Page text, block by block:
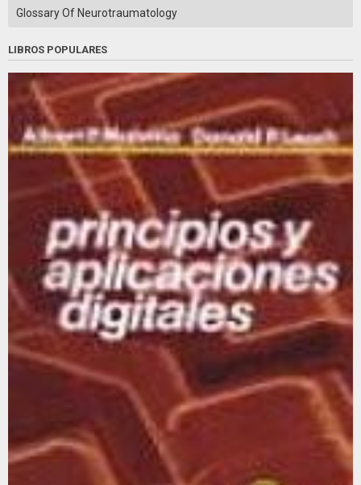
Glossary Of Neurotraumatology
LIBROS POPULARES